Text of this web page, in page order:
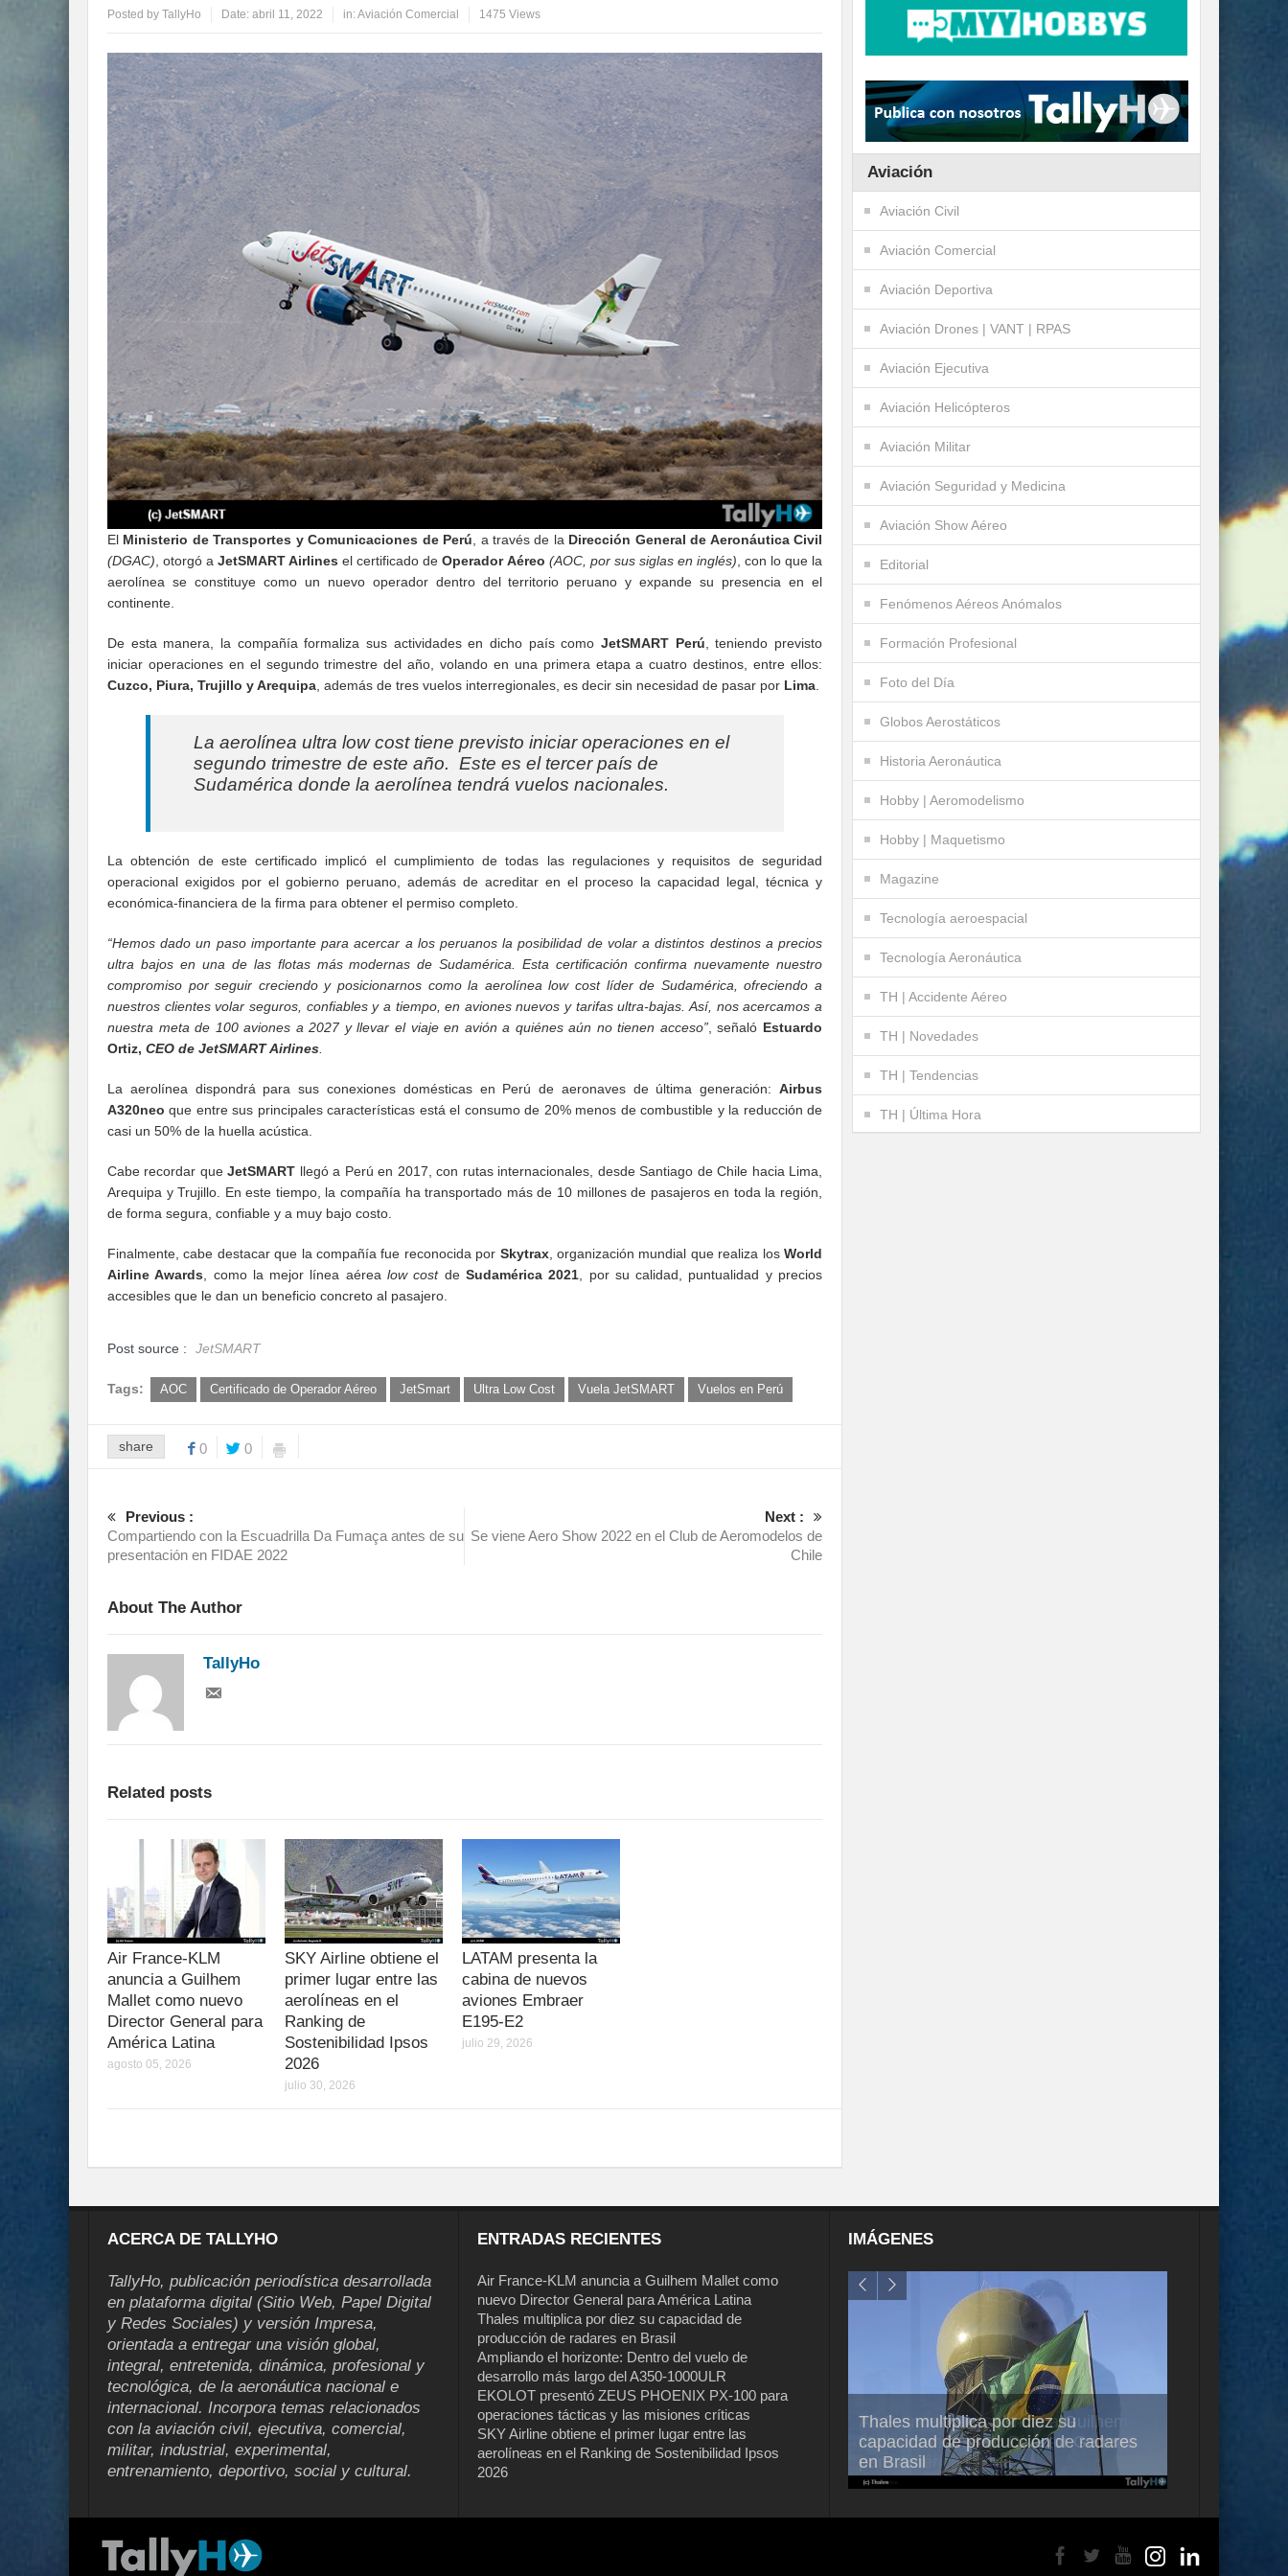
Posted by TallyHo Date: abril 11, 2022 in:Aviación Comercial 1475 Views
El Ministerio de Transportes y Comunicaciones de Perú, a través de la Dirección General de Aeronáutica Civil
(DGAC), otorgó aJetSMART Airlines el certificado de Operador Aéreo (AOC, por sus siglas en inglés), con lo que la
aerolínea se constituye como un nuevo operador dentro del territorio peruano y expande su presencia en el
continente.
De esta manera, la compañía formaliza sus actividades en dicho país como JetSMART Perú, teniendo previsto
iniciar operaciones en el segundo trimestre del año, volando en una primera etapa a cuatro destinos, entre ellos:
Cuzco, Piura, Trujillo y Arequipa, además de tres vuelos interregionales, es decir sin necesidad de pasar por Lima.
La aerolínea ultra low cost tiene previsto iniciar operaciones en el
segundo trimestre de este año. Este es el tercer país de
Sudamérica donde la aerolínea tendrá vuelos nacionales.
La obtención de este certificado implicó el cumplimiento de todas las regulaciones y requisitos de seguridad
operacional exigidos por el gobierno peruano, además de acreditar en el proceso la capacidad legal, técnica y
económica-financiera de la firma para obtener el permiso completo.
“Hemos dado un paso importante para acercar a los peruanos la posibilidad de volar a distintos destinos a precios
ultra bajos en una de las flotas más modernas de Sudamérica. Esta certificación confirma nuevamente nuestro
compromiso por seguir creciendo y posicionarnos como la aerolínea low cost líder de Sudamérica, ofreciendo a
nuestros clientes volar seguros, confiables y a tiempo, en aviones nuevos y tarifas ultra-bajas. Así, nos acercamos a
nuestra meta de 100 aviones a 2027 y llevar el viaje en avión a quiénes aún no tienen acceso”, señaló Estuardo
Ortiz, CEO de JetSMART Airlines.
La aerolínea dispondrá para sus conexiones domésticas en Perú de aeronaves de última generación: Airbus
A320neo que entre sus principales características está el consumo de 20% menos de combustible y la reducción de
casi un 50% de la huella acústica.
Cabe recordar queJetSMART llegó a Perú en 2017, con rutas internacionales, desde Santiago de Chile hacia Lima,
Arequipa y Trujillo. En este tiempo, la compañía ha transportado más de 10 millones de pasajeros en toda la región,
de forma segura, confiable y a muy bajo costo.
Finalmente, cabe destacar que la compañía fue reconocida por Skytrax, organización mundial que realiza losWorld
Airline Awards, como la mejor línea aérealow costde Sudamérica 2021, por su calidad, puntualidad y precios
accesibles que le dan un beneficio concreto al pasajero.
Post source : JetSMART
Tags: AOC Certificado de Operador Aéreo JetSmart Ultra Low Cost Vuela JetSMART Vuelos en Perú
share 0 0
Previous :
Compartiendo con la Escuadrilla Da Fumaça antes de su
presentación en FIDAE 2022
Next :
Se viene Aero Show 2022 en el Club de Aeromodelos de
Chile
About The Author
TallyHo
Related posts
Air France-KLM
anuncia a Guilhem
Mallet como nuevo
Director General para
América Latina
agosto 05, 2026
SKY Airline obtiene el
primer lugar entre las
aerolíneas en el
Ranking de
Sostenibilidad Ipsos
2026
julio 30, 2026
LATAM presenta la
cabina de nuevos
aviones Embraer
E195-E2
julio 29, 2026
Aviación
Aviación Civil
Aviación Comercial
Aviación Deportiva
Aviación Drones | VANT | RPAS
Aviación Ejecutiva
Aviación Helicópteros
Aviación Militar
Aviación Seguridad y Medicina
Aviación Show Aéreo
Editorial
Fenómenos Aéreos Anómalos
Formación Profesional
Foto del Día
Globos Aerostáticos
Historia Aeronáutica
Hobby | Aeromodelismo
Hobby | Maquetismo
Magazine
Tecnología aeroespacial
Tecnología Aeronáutica
TH | Accidente Aéreo
TH | Novedades
TH | Tendencias
TH | Última Hora
ACERCA DE TALLYHO
TallyHo, publicación periodística desarrollada
en plataforma digital (Sitio Web, Papel Digital
y Redes Sociales) y versión Impresa,
orientada a entregar una visión global,
integral, entretenida, dinámica, profesional y
tecnológica, de la aeronáutica nacional e
internacional. Incorpora temas relacionados
con la aviación civil, ejecutiva, comercial,
militar, industrial, experimental,
entrenamiento, deportivo, social y cultural.
ENTRADAS RECIENTES
Air France-KLM anuncia a Guilhem Mallet como
nuevo Director General para América Latina
Thales multiplica por diez su capacidad de
producción de radares en Brasil
Ampliando el horizonte: Dentro del vuelo de
desarrollo más largo del A350-1000ULR
EKOLOT presentó ZEUS PHOENIX PX-100 para
operaciones tácticas y las misiones críticas
SKY Airline obtiene el primer lugar entre las
aerolíneas en el Ranking de Sostenibilidad Ipsos
2026
IMÁGENES
Air France-KLM anuncia a Guilhem
Mallet como nuevo Director General
para América Latina
Thales multiplica por diez su
capacidad de producción de radares
en Brasil